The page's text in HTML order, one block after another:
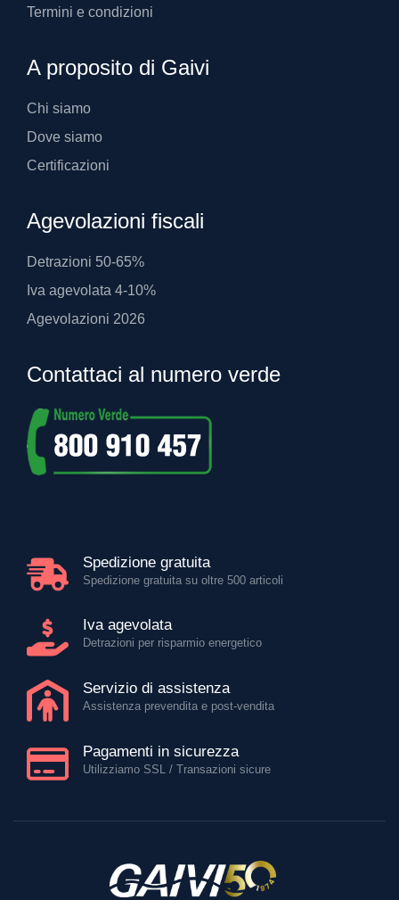
Termini e condizioni
A proposito di Gaivi
Chi siamo
Dove siamo
Certificazioni
Agevolazioni fiscali
Detrazioni 50-65%
Iva agevolata 4-10%
Agevolazioni 2026
Contattaci al numero verde
Spedizione gratuita
Spedizione gratuita su oltre 500 articoli
Iva agevolata
Detrazioni per risparmio energetico
Servizio di assistenza
Assistenza prevendita e post-vendita
Pagamenti in sicurezza
Utilizziamo SSL / Transazioni sicure